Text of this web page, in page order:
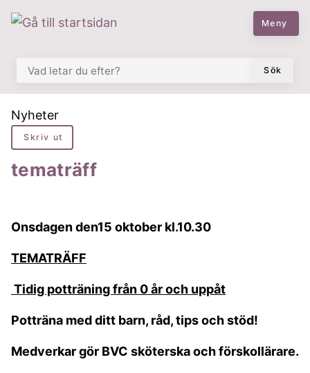
till innehåll
till huvudmeny Meny
Sök
Du är här:
Nyheter
Skriv ut
tematräff
Onsdagen den15 oktober kl.10.30
TEMATRÄFF
Tidig potträning från 0 år och uppåt
Potträna med ditt barn, råd, tips och stöd!
Medverkar gör BVC sköterska och förskollärare.